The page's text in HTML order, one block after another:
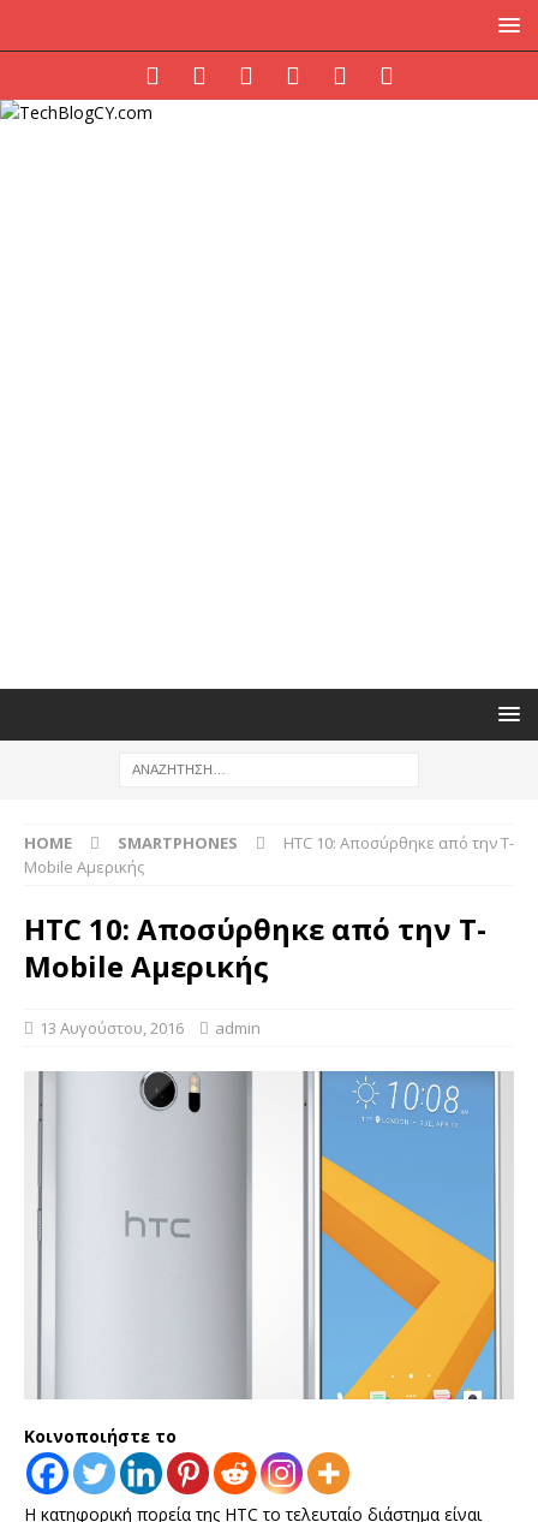
HOME SMARTPHONES
HTC 10: Αποσύρθηκε από την T-
Mobile Αμερικής
HTC 10: Αποσύρθηκε από την T-
Mobile Αμερικής
13 Αυγούστου, 2016 admin
Κοινοποιήστε το
Η κατηφορική πορεία της HTC το τελευταίο διάστημα είναι